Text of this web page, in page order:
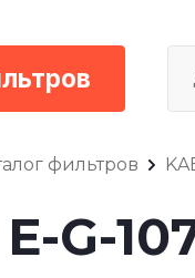
фильтров
E-G-